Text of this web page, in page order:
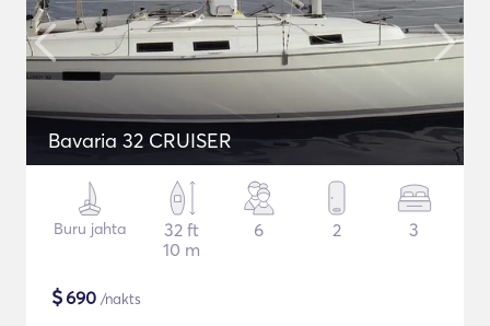
Bavaria 32 CRUISER
Buru jahta
32 ft
10 m
6 2 3
$690 /nakts